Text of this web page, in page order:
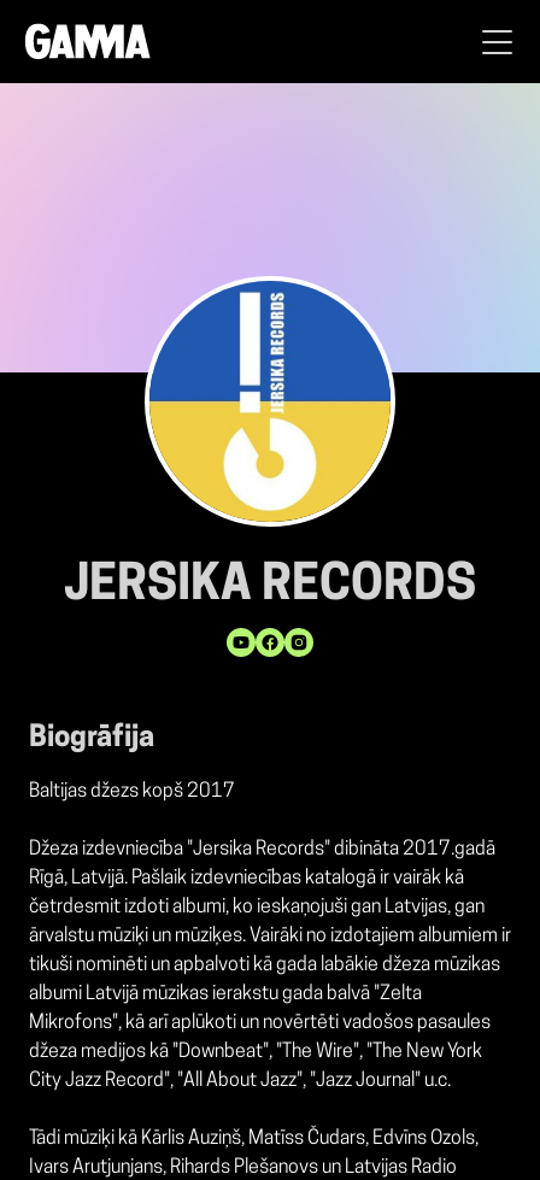
JERSIKA RECORDS
Biogrāfija
Baltijas džezs kopš 2017
Džeza izdevniecība "Jersika Records" dibināta 2017.gadā
Rīgā, Latvijā. Pašlaik izdevniecības katalogā ir vairāk kā
četrdesmit izdoti albumi, ko ieskaņojuši gan Latvijas, gan
ārvalstu mūziķi un mūziķes. Vairāki no izdotajiem albumiem ir
tikuši nominēti un apbalvoti kā gada labākie džeza mūzikas
albumi Latvijā mūzikas ierakstu gada balvā "Zelta
Mikrofons", kā arī aplūkoti un novērtēti vadošos pasaules
džeza medijos kā "Downbeat", "The Wire", "The New York
City Jazz Record", "All About Jazz", "Jazz Journal" u.c.
Tādi mūziķi kā Kārlis Auziņš, Matīss Čudars, Edvīns Ozols,
Ivars Arutjunjans, Rihards Plešanovs un Latvijas Radio